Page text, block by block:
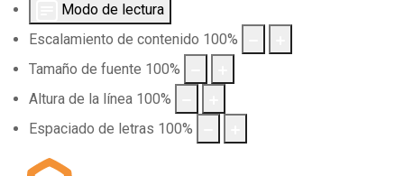
Modo de lectura
Escalamiento de contenido 100%
Tamaño de fuente 100%
Altura de la línea 100%
Espaciado de letras 100%